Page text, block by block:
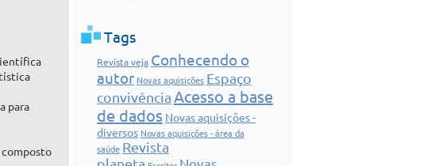
para
Tags
Revista veja Conhecendo o
autor Novas aquisições Espaço
convivência Acesso a base
de dados Novas aquisições -
diversos Novas aquisições - área da
saúde Revista